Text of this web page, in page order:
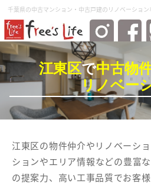
千葉県の中古マンション・中古⼾建のリノベーショ
江東区で中古物
リノベー
江東区の物件仲介やリノベーシ
ションやエリア情報などの豊富
の提案力、高い工事品質でお客